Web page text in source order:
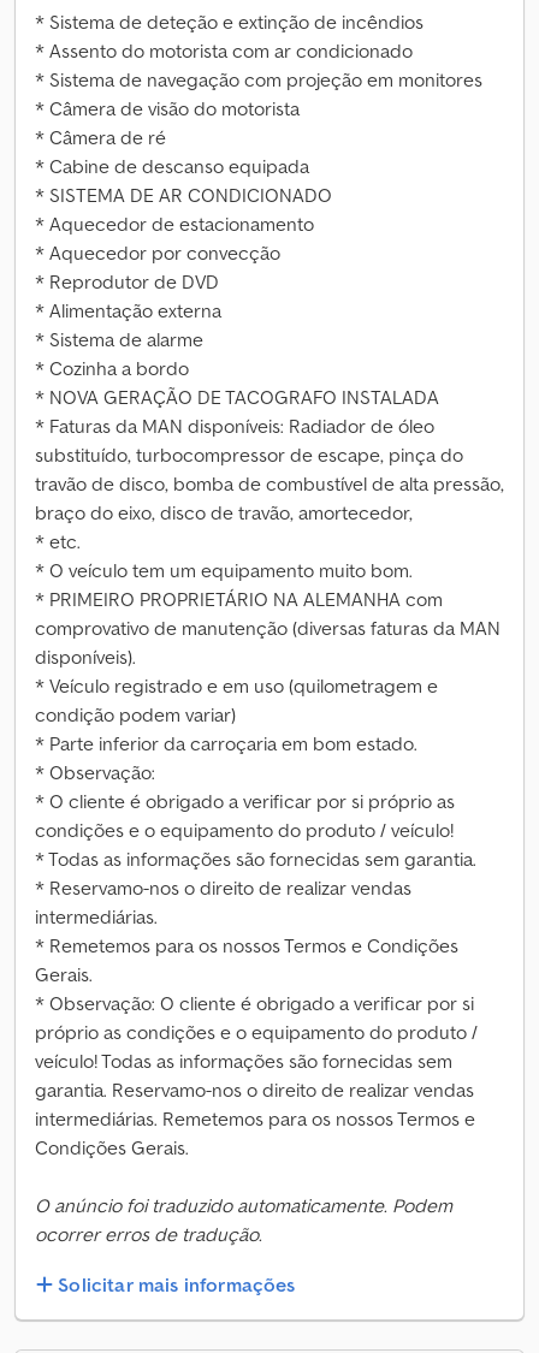
* Sistema de deteção e extinção de incêndios
* Assento do motorista com ar condicionado
* Sistema de navegação com projeção em monitores
* Câmera de visão do motorista
* Câmera de ré
* Cabine de descanso equipada
* SISTEMA DE AR CONDICIONADO
* Aquecedor de estacionamento
* Aquecedor por convecção
* Reprodutor de DVD
* Alimentação externa
* Sistema de alarme
* Cozinha a bordo
* NOVA GERAÇÃO DE TACOGRAFO INSTALADA
* Faturas da MAN disponíveis: Radiador de óleo
substituído, turbocompressor de escape, pinça do
travão de disco, bomba de combustível de alta pressão,
braço do eixo, disco de travão, amortecedor,
* etc.
* O veículo tem um equipamento muito bom.
* PRIMEIRO PROPRIETÁRIO NA ALEMANHA com
comprovativo de manutenção (diversas faturas da MAN
disponíveis).
* Veículo registrado e em uso (quilometragem e
condição podem variar)
* Parte inferior da carroçaria em bom estado.
* Observação:
* O cliente é obrigado a verificar por si próprio as
condições e o equipamento do produto / veículo!
* Todas as informações são fornecidas sem garantia.
* Reservamo-nos o direito de realizar vendas
intermediárias.
* Remetemos para os nossos Termos e Condições
Gerais.
* Observação: O cliente é obrigado a verificar por si
próprio as condições e o equipamento do produto /
veículo! Todas as informações são fornecidas sem
garantia. Reservamo-nos o direito de realizar vendas
intermediárias. Remetemos para os nossos Termos e
Condições Gerais.
O anúncio foi traduzido automaticamente. Podem
ocorrer erros de tradução.
Solicitar mais informações